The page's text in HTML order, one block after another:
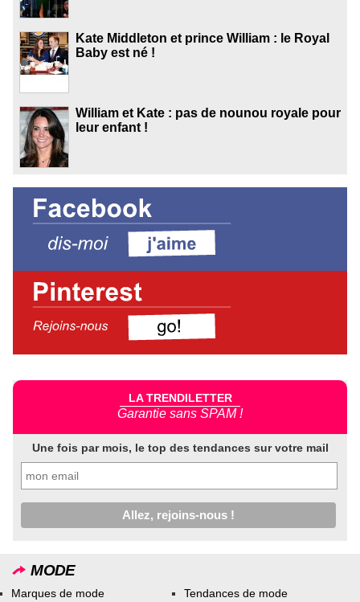
Kate Middleton et prince William : le Royal
Baby est né !
William et Kate : pas de nounou royale pour
leur enfant !
LA TRENDILETTER
Garantie sans SPAM !
Une fois par mois, le top des tendances sur votre mail
MODE
Marques de mode Tendances de mode